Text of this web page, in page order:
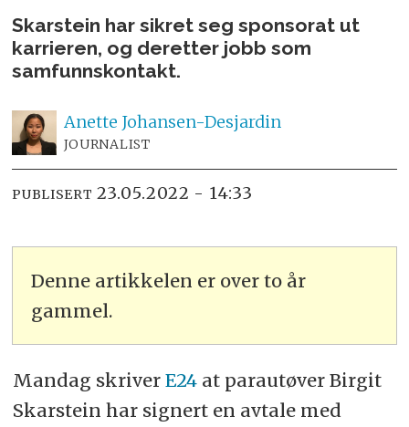
Skarstein har sikret seg sponsorat ut
karrieren, og deretter jobb som
samfunnskontakt.
Anette Johansen-Desjardin
JOURNALIST
PUBLISERT 23.05.2022 - 14:33
Denne artikkelen er over to år
gammel.
Mandag skriver E24at parautøver Birgit
Skarstein har signert en avtale med